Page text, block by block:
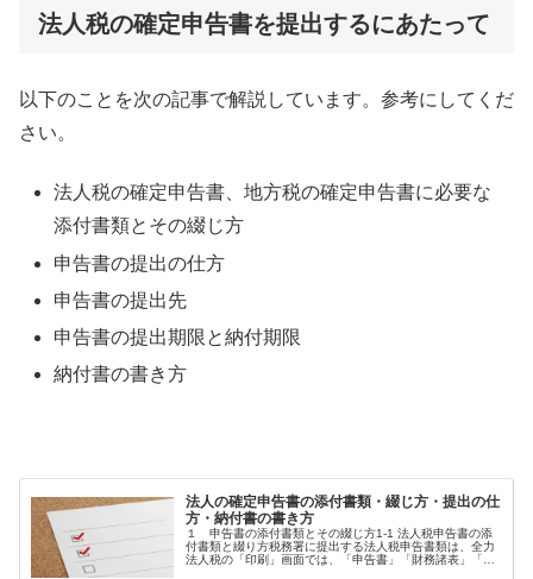
法人税の確定申告書を提出するにあたって
以下のことを次の記事で解説しています。参考にしてくだ
さい。
法人税の確定申告書、地方税の確定申告書に必要な
添付書類とその綴じ方
申告書の提出の仕方
申告書の提出先
申告書の提出期限と納付期限
納付書の書き方
法人の確定申告書の添付書類・綴じ方・提出の仕
方・納付書の書き方
１ 申告書の添付書類とその綴じ方1-1 法人税申告書の添
付書類と綴り方税務署に提出する法人税申告書類は、全力
法人税の「印刷」画面では、「申告書」「財務諸表」「勘